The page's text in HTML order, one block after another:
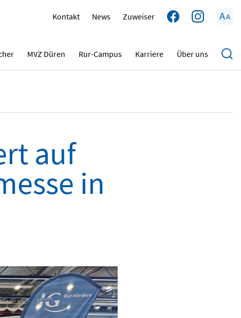
Kontakt News Zuweiser AA
MVZ Düren Rur-Campus Karriere Über uns
24.06.2026
auf
in